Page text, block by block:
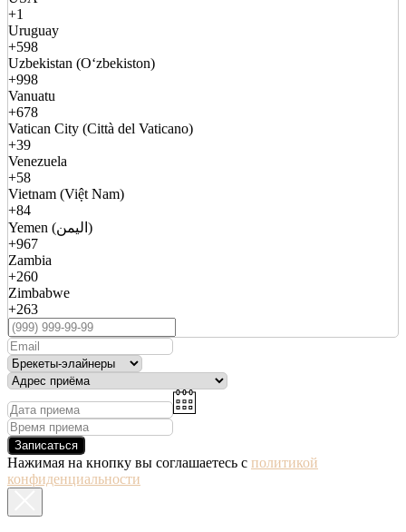
+1
Uruguay
+598
Uzbekistan (Oʻzbekiston)
+998
Vanuatu
+678
Vatican City (Città del Vaticano)
+39
Venezuela
+58
Vietnam (Việt Nam)
+84
Yemen (اليمن)
+967
Zambia
+260
Zimbabwe
+263
Записаться
Нажимая на кнопку вы соглашаетесь с политикой
конфиденциальности